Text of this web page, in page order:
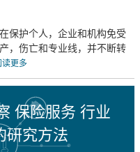
保护个人，企业和机构免受
，伤亡和专业线，并不断转
读更多
保险服务 行业
研究方法